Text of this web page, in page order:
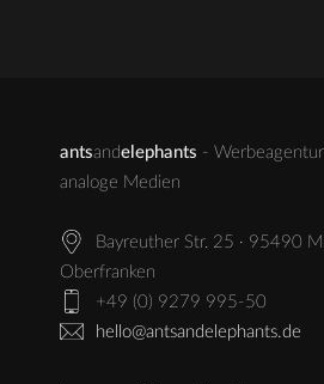
antsandelephants -
analoge Medien
Bayreuther Str. 25 · 95490
Oberfranken
+49 (0) 9279 995-50
hello@antsandelephants.de